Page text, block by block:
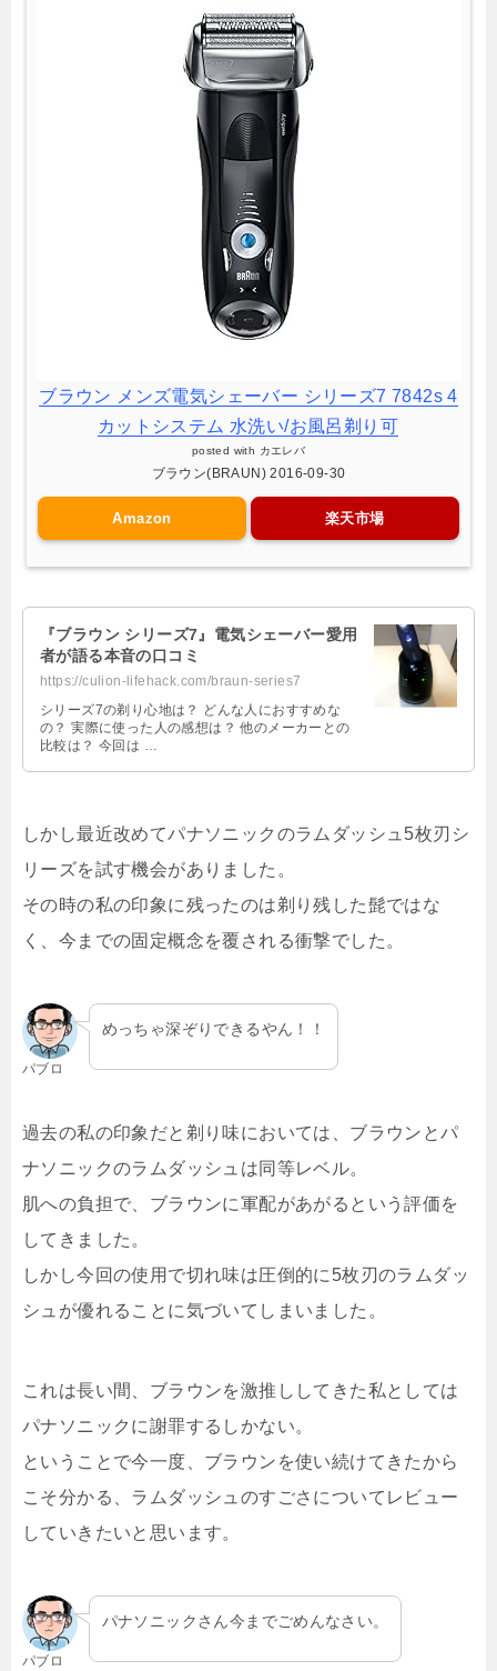
ブラウン メンズ電気シェーバー シリーズ7 7842s 4
カットシステム 水洗い/お風呂剃り可
posted with カエレバ
ブラウン(BRAUN) 2016-09-30
Amazon 楽天市場
『ブラウン シリーズ7』電気シェーバー愛用
者が語る本音の口コミ
https://culion-lifehack.com/braun-series7
シリーズ7の剃り心地は？ どんな人におすすめな
の？ 実際に使った人の感想は？ 他のメーカーとの
比較は？ 今回は …
しかし最近改めてパナソニックのラムダッシュ5枚刃シ
リーズを試す機会がありました。
その時の私の印象に残ったのは剃り残した髭ではな
く、今までの固定概念を覆される衝撃でした。
パブロ
めっちゃ深ぞりできるやん！！
過去の私の印象だと剃り味においては、ブラウンとパ
ナソニックのラムダッシュは同等レベル。
肌への負担で、ブラウンに軍配があがるという評価を
してきました。
しかし今回の使用で切れ味は圧倒的に5枚刃のラムダッ
シュが優れることに気づいてしまいました。
これは長い間、ブラウンを激推ししてきた私としては
パナソニックに謝罪するしかない。
ということで今一度、ブラウンを使い続けてきたから
こそ分かる、ラムダッシュのすごさについてレビュー
していきたいと思います。
パブロ
パナソニックさん今までごめんなさい。